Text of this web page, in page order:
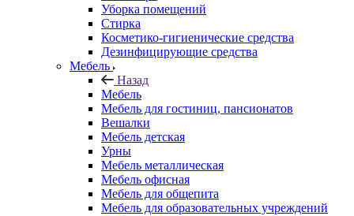
Уборка помещений
Стирка
Косметико-гигиенические средства
Дезинфицирующие средства
Мебель
Назад
Мебель
Мебель для гостиниц, пансионатов
Вешалки
Мебель детская
Урны
Мебель металлическая
Мебель офисная
Мебель для общепита
Мебель для образовательных учреждений